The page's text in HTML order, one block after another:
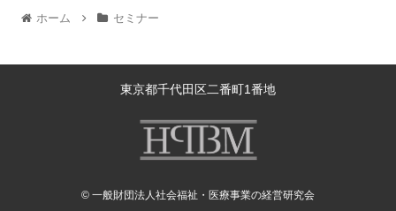
ホーム セミナー
東京都千代田区二番町1番地
© 一般財団法人社会福祉・医療事業の経営研究会